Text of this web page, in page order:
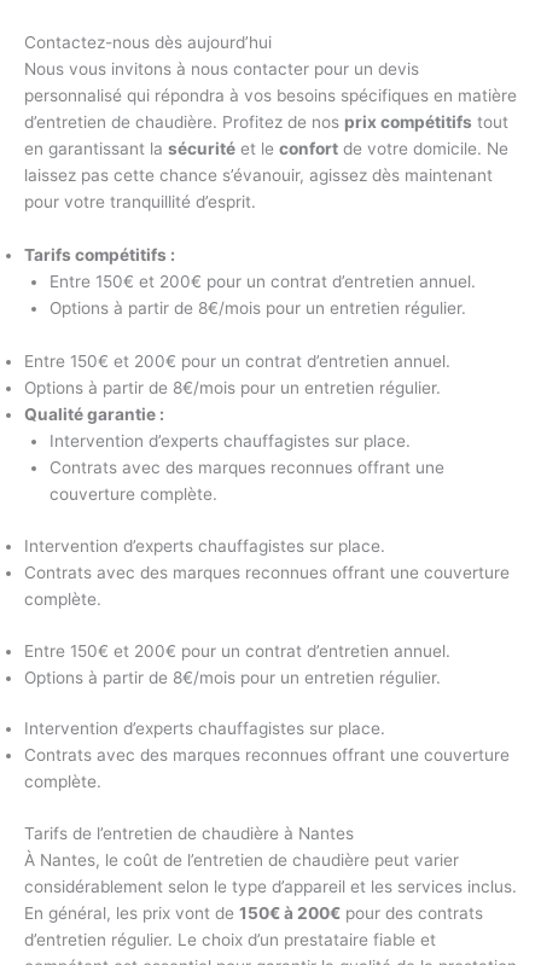
Contactez-nous dès aujourd’hui
Nous vous invitons à nous contacter pour un devis
personnalisé qui répondra à vos besoins spécifiques en matière
d’entretien de chaudière. Profitez de nos prix compétitifs tout
en garantissant la sécurité et le confort de votre domicile. Ne
laissez pas cette chance s’évanouir, agissez dès maintenant
pour votre tranquillité d’esprit.
Tarifs compétitifs :
Entre 150€ et 200€ pour un contrat d’entretien annuel.
Options à partir de 8€/mois pour un entretien régulier.
Entre 150€ et 200€ pour un contrat d’entretien annuel.
Options à partir de 8€/mois pour un entretien régulier.
Qualité garantie :
Intervention d’experts chauffagistes sur place.
Contrats avec des marques reconnues offrant une
couverture complète.
Intervention d’experts chauffagistes sur place.
Contrats avec des marques reconnues offrant une couverture
complète.
Entre 150€ et 200€ pour un contrat d’entretien annuel.
Options à partir de 8€/mois pour un entretien régulier.
Intervention d’experts chauffagistes sur place.
Contrats avec des marques reconnues offrant une couverture
complète.
Tarifs de l’entretien de chaudière à Nantes
À Nantes, le coût de l’entretien de chaudière peut varier
considérablement selon le type d’appareil et les services inclus.
En général, les prix vont de 150€ à 200€ pour des contrats
d’entretien régulier. Le choix d’un prestataire fiable et